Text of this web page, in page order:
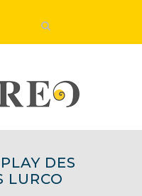
DES
LURCO